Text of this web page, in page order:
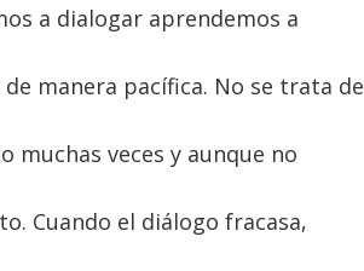
a dialogar aprendemos a
manera pacífica. No se trata de
muchas veces y aunque no
Cuando el diálogo fracasa,